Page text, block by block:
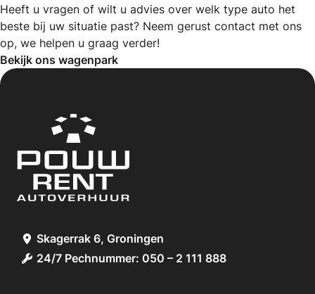
Heeft u vragen of wilt u advies over welk type auto het
beste bij uw situatie past? Neem gerust contact met ons
op, we helpen u graag verder!
Bekijk ons wagenpark
Skagerrak 6, Groningen
24/7 Pechnummer: 050 – 2 111 888